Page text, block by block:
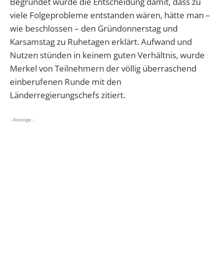
viele Folgeprobleme entstanden wären, hätte man –
wie beschlossen – den Gründonnerstag und
Karsamstag zu Ruhetagen erklärt. Aufwand und
Nutzen stünden in keinem guten Verhältnis, wurde
Merkel von Teilnehmern der völlig überraschend
einberufenen Runde mit den
Länderregierungschefs zitiert.
- Anzeige -